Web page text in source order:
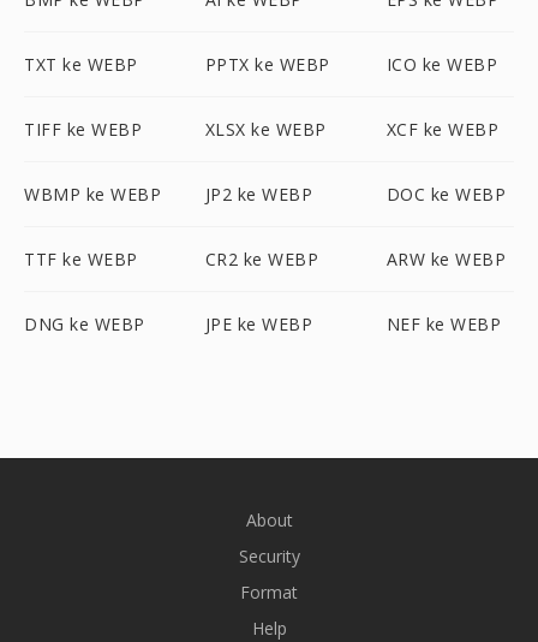
TXT ke WEBP PPTX ke WEBP ICO ke WEBP
TIFF ke WEBP XLSX ke WEBP XCF ke WEBP
WBMP ke WEBP JP2 ke WEBP DOC ke WEBP
TTF ke WEBP CR2 ke WEBP ARW ke WEBP
DNG ke WEBP JPE ke WEBP NEF ke WEBP
About
Security
Format
Help